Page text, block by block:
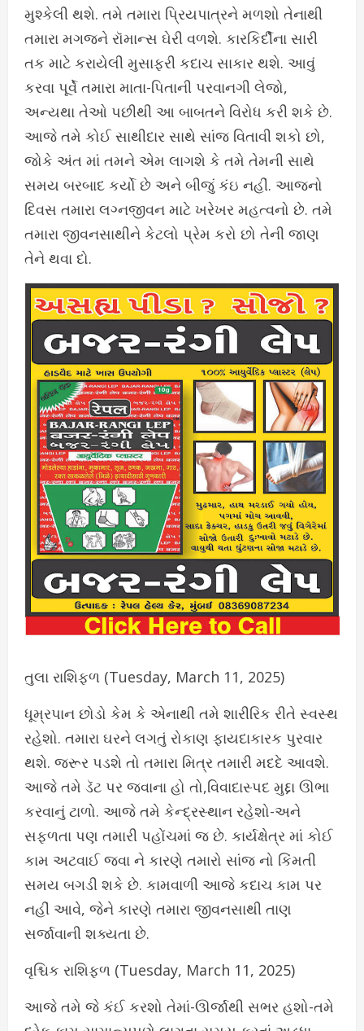
મુશ્કેલી થશે. તમે તમારા પ્રિયપાત્રને મળશો તેનાથી
તમારા મગજને રૉમાન્સ ઘેરી વળશે. કારકિર્દીના સારી
તક માટે કરાયેલી મુસાફરી કદાચ સાકાર થશે. આવું
કરવા પૂર્વે તમારા માતા-પિતાની પરવાનગી લેજો,
અન્યથા તેઓ પછીથી આ બાબતને વિરોધ કરી શકે છે.
આજે તમે કોઈ સાથીદાર સાથે સાંજ વિતાવી શકો છો,
જોકે અંત માં તમને એમ લાગશે કે તમે તેમની સાથે
સમય બરબાદ કર્યો છે અને બીજું કંઇ નહીં. આજનો
દિવસ તમારા લગ્નજીવન માટે ખરેખર મહત્વનો છે. તમે
તમારા જીવનસાથીને કેટલો પ્રેમ કરો છો તેની જાણ
તેને થવા દો.
તુલા રાશિફળ (Tuesday, March 11, 2025)
ધૂમ્રપાન છોડો કેમ કે એનાથી તમે શારીરિક રીતે સ્વસ્થ
રહેશો. તમારા ઘરને લગતું રોકાણ ફાયદાકારક પુરવાર
થશે. જરૂર પડશે તો તમારા મિત્ર તમારી મદદે આવશે.
આજે તમે ડૅટ પર જવાના હો તો,વિવાદાસ્પદ મુદ્દા ઊભા
કરવાનું ટાળો. આજે તમે કેન્દ્રસ્થાન રહેશો-અને
સફળતા પણ તમારી પહોંચમાં જ છે. કાર્યક્ષેત્ર માં કોઈ
કામ અટવાઈ જવા ને કારણે તમારો સાંજ નો કિંમતી
સમય બગડી શકે છે. કામવાળી આજે કદાચ કામ પર
નહીં આવે, જેને કારણે તમારા જીવનસાથી તાણ
સર્જાવાની શક્યતા છે.
વૃશ્ચિક રાશિફળ (Tuesday, March 11, 2025)
આજે તમે જે કંઈ કરશો તેમાં-ઊર્જાથી સભર હશો-તમે